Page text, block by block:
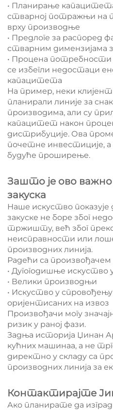
• Планирање
стварној потражњи на
врху производње
• Предлоге за распоред
стварним димензијама
• Процена потребности
се избегли недостаци
капацитета
На пример, неки
планирали линије за
производима, али су
капацитет након
дистрибуције. Ова
почетне инвестиције,
будуће проширење.
Зашто је ово
закуска
Наше искуство показује
закуске не боре због
тржишту, већ због
неисправности или
производних линија.
Радећи са произвођачем
• Дугогодишње
• Велики производњи
• Искуство у
оријентисаних на извоз
Произвођачи могу
ризик у раној фази.
Задња историја Џинан
кућних машинаа, а не
директно у складу са
производних линија за
Контактирајте
Ако планирате да